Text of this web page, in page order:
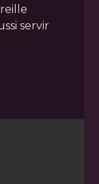
servir